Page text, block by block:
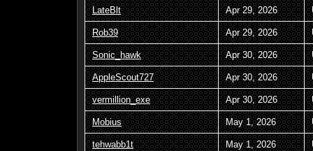
LateBlt Apr 29, 2026
Rob39 Apr 29, 2026
Sonic_hawk Apr 30, 2026
AppleScout727 Apr 30, 2026
vermillion_exe Apr 30, 2026
Mobius May 1, 2026
tehwabb1t May 1, 2026